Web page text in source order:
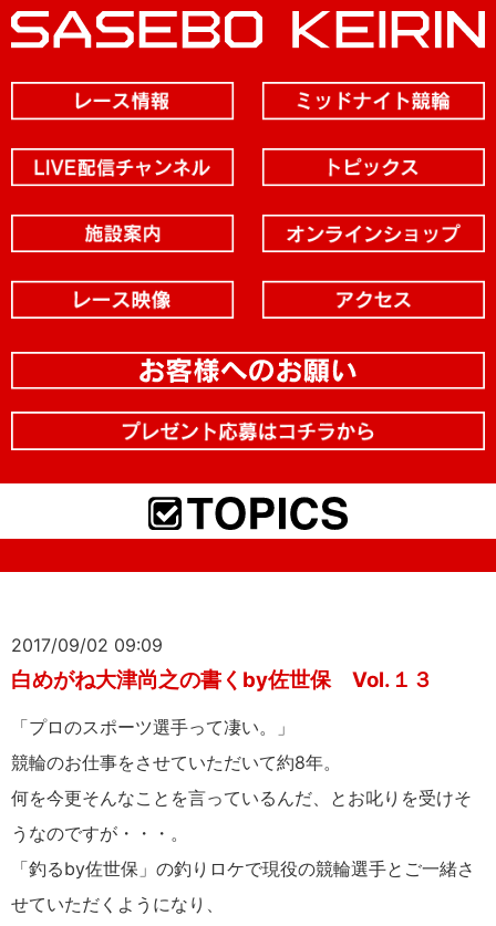
2017/09/02 09:09
白めがね大津尚之の書くby佐世保 Vol.１３
「プロのスポーツ選手って凄い。」
競輪のお仕事をさせていただいて約8年。
何を今更そんなことを言っているんだ、とお叱りを受けそ
うなのですが・・・。
「釣るby佐世保」の釣りロケで現役の競輪選手とご一緒さ
せていただくようになり、